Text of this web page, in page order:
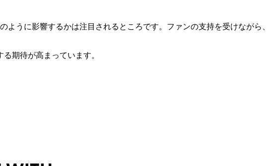
うに影響するかは注目されるところです。ファンの支持を受けながら、
期待が高まっています。